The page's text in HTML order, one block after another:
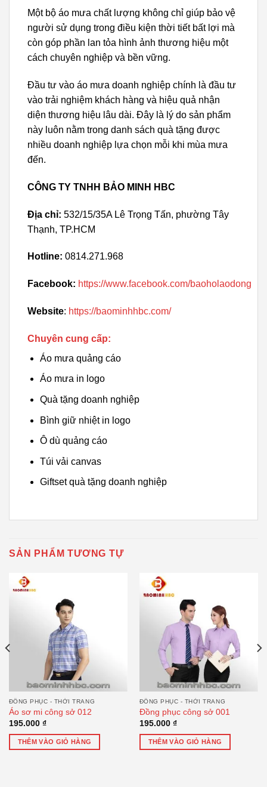
Một bộ áo mưa chất lượng không chỉ giúp bảo vệ
người sử dụng trong điều kiện thời tiết bất lợi mà
còn góp phần lan tỏa hình ảnh thương hiệu một
cách chuyên nghiệp và bền vững.
Đầu tư vào áo mưa doanh nghiệp chính là đầu tư
vào trải nghiệm khách hàng và hiệu quả nhận
diện thương hiệu lâu dài. Đây là lý do sản phẩm
này luôn nằm trong danh sách quà tặng được
nhiều doanh nghiệp lựa chọn mỗi khi mùa mưa
đến.
CÔNG TY TNHH BẢO MINH HBC
Địa chỉ: 532/15/35A Lê Trọng Tấn, phường Tây
Thạnh, TP.HCM
Hotline: 0814.271.968
Facebook: https://www.facebook.com/baoholaodong
Website: https://baominhhbc.com/
Chuyên cung cấp:
Áo mưa quảng cáo
Áo mưa in logo
Quà tặng doanh nghiệp
Bình giữ nhiệt in logo
Ô dù quảng cáo
Túi vải canvas
Giftset quà tặng doanh nghiệp
SẢN PHẨM TƯƠNG TỰ
ĐỒNG PHỤC - THỜI TRANG
Áo sơ mi công sở 012
195.000 ₫
THÊM VÀO GIỎ HÀNG
ĐỒNG PHỤC - THỜI TRANG
Đồng phục công sở 001
195.000 ₫
THÊM VÀO GIỎ HÀNG